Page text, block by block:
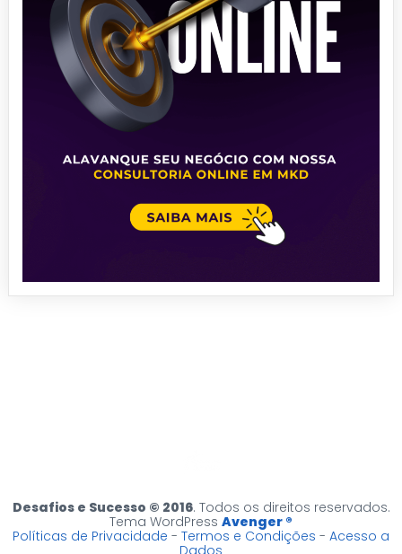
Desafios e Sucesso © 2016. Todos os direitos reservados.
Tema WordPress Avenger ®
Políticas de Privacidade - Termos e Condições - Acesso a
Dados